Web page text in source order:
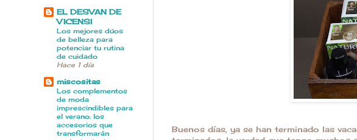
Buenos días, ya se han terminado las
EL DESVAN DE
VICENSI
Los mejores dúos
de belleza para
potenciar tu rutina
de cuidado
Hace 1 día
miscositas
Los complementos
de moda
imprescindibles para
el verano: los
accesorios que
transformarán